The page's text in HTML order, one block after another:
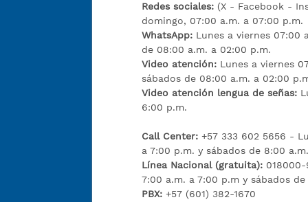
Redes sociales: (X - Facebook -
domingo, 07:00 a.m. a 07:00 p.m.
WhatsApp: Lunes a viernes 07:00
de 08:00 a.m. a 02:00 p.m.
Video atención: Lunes a viernes
sábados de 08:00 a.m. a 02:00
Video atención lengua de señas:
6:00 p.m.
Call Center:+57 333 602 5656 -
a 7:00 p.m. y sábados de 8:00
Línea Nacional (gratuita): 018000-
7:00 a.m. a 7:00 p.m y sábados
PBX:+57 (601) 382-1670